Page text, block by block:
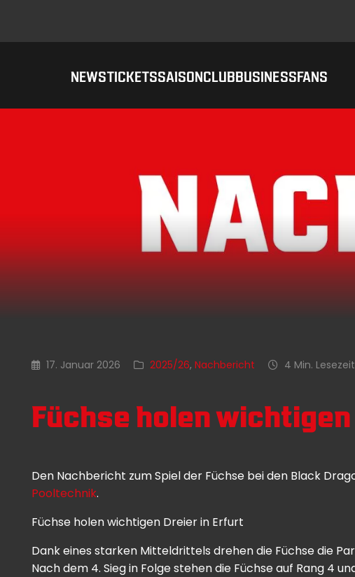
NEWSTICKETSSAISONCLUBBUSINESSFANS
17. Januar 2026 2025/26, Nachbericht 4 Min. Lesezeit
Füchse holen
Den Nachbericht zum Spiel der Füchse bei den Black
Pooltechnik.
Füchse holen wichtigen Dreier in Erfurt
Dank eines starken Mitteldrittels drehen die Füchse die
Nach dem 4. Sieg in Folge stehen die Füchse auf Rang 4